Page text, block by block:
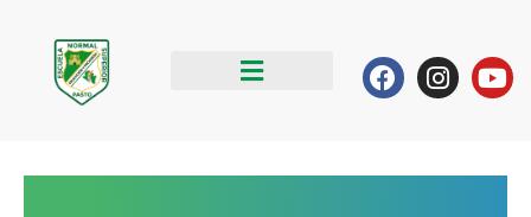
contenido
Facebook